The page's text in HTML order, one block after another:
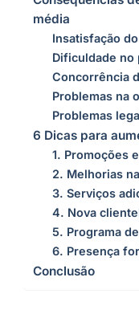
média
Insatisfação
Dificuldade no
Concorrência
Problemas na
Problemas
6 Dicas para
1. Promoções
2. Melhorias
3. Serviços
4. Nova
5. Programa
6. Presença
Conclusão